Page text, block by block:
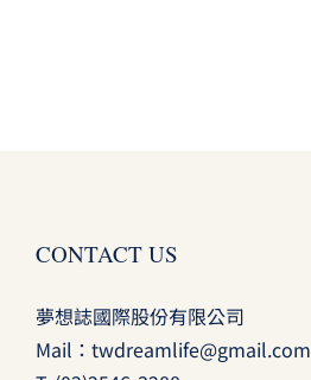
CONTACT US
夢想誌國際股份有限公司
Mail： twdreamlife@gmail.com